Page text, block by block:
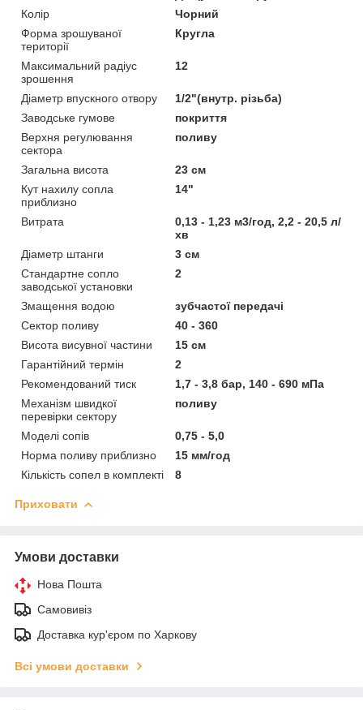
Колір
Чорний
Форма зрошуваної
території
Кругла
Максимальний радіус
зрошення
12
Діаметр впускного отвору
1/2"(внутр. різьба)
Заводське гумове
покриття
Верхня регулювання
сектора
поливу
Загальна висота
23 см
Кут нахилу сопла
приблизно
14"
Витрата
0,13 - 1,23 м3/год, 2,2 - 20,5 л/
хв
Діаметр штанги
3 см
Стандартне сопло
заводської установки
2
Змащення водою
зубчастої передачі
Сектор поливу
40 - 360
Висота висувної частини
15 см
Гарантійний термін
2
Рекомендований тиск
1,7 - 3,8 бар, 140 - 690 мПа
Механізм швидкої
перевірки сектору
поливу
Моделі сопів
0,75 - 5,0
Норма поливу приблизно
15 мм/год
Кількість сопел в комплекті
8
Приховати
Умови доставки
Нова Пошта
Самовивіз
Доставка кур'єром по Харкову
Всі умови доставки